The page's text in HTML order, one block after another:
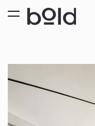
lisati ostukorvi.